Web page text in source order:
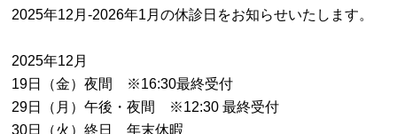
2025年12月-2026年1月の休診日をお知らせいたします。
2025年12月
19日（金）夜間 ※16:30最終受付
29日（月）午後・夜間 ※12:30 最終受付
30日（火）終日 年末休暇